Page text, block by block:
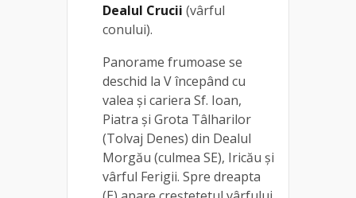
Dealul Crucii (vârful
conului).
Panorame frumoase se
deschid la V începând cu
valea şi cariera Sf. Ioan,
Piatra și Grota Tâlharilor
(Tolvaj Denes) din Dealul
Morgău (culmea SE), Iricău și
vârful Ferigii. Spre dreapta